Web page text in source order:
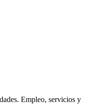
Empleo, servicios y